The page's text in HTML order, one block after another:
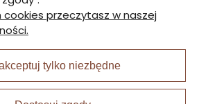
cookies przeczytasz w naszej
tylko niezbędne